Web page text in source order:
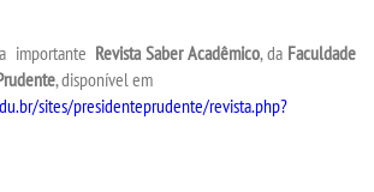
importante Revista Saber Acadêmico, da Faculdade
, disponível em
sites/presidenteprudente/revista.php?